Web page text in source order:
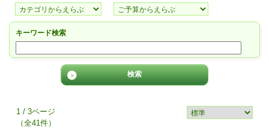
キーワード検索
1 / 3ページ
（全41件）